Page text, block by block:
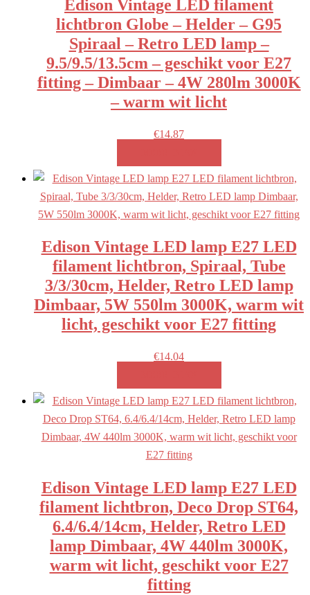
Edison Vintage LED filament
lichtbron Globe – Helder – G95
Spiraal – Retro LED lamp –
9.5/9.5/13.5cm – geschikt voor E27
fitting – Dimbaar – 4W 280lm 3000K
– warm wit licht
€14.87
Edison Vintage LED lamp E27 LED
filament lichtbron, Spiraal, Tube
3/3/30cm, Helder, Retro LED lamp
Dimbaar, 5W 550lm 3000K, warm wit
licht, geschikt voor E27 fitting
€14.04
Edison Vintage LED lamp E27 LED
filament lichtbron, Deco Drop ST64,
6.4/6.4/14cm, Helder, Retro LED
lamp Dimbaar, 4W 440lm 3000K,
warm wit licht, geschikt voor E27
fitting